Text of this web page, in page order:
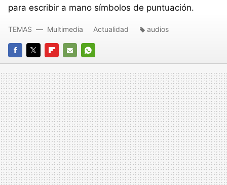
para escribir a mano símbolos de puntuación.
FACEBOOK
TWITTERFLIPBOARD
E-
MAIL
WHATSAPP
TEMAS Multimedia Actualidad audios